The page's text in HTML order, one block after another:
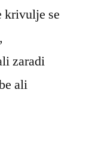
krivulje se
zaradi
ali